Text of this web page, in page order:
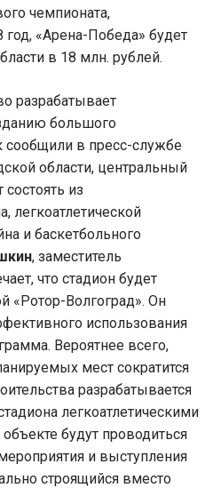
чемпионата,
год, «Арена-Победа» будет
в 18 млн. рублей.
разрабатывает
большого
сообщили в пресс-службе
области, центральный
из
легкоатлетической
и баскетбольного
, заместитель
что стадион будет
«Ротор-Волгоград». Он
использования
Вероятнее всего,
мест сократится
разрабатывается
легкоатлетическими
будут проводиться
и выступления
строящийся вместо